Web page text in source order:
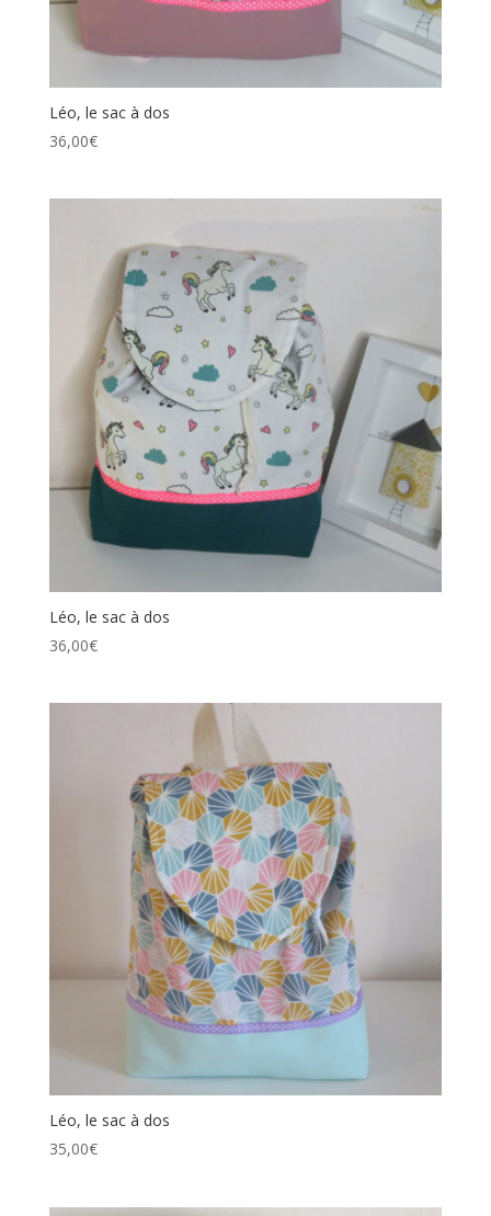
Léo, le sac à dos
36,00€
Léo, le sac à dos
36,00€
Léo, le sac à dos
35,00€